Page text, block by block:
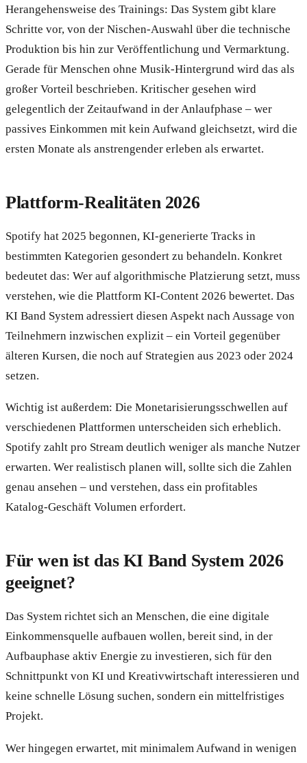
Herangehensweise des Trainings: Das System gibt klare
Schritte vor, von der Nischen-Auswahl über die technische
Produktion bis hin zur Veröffentlichung und Vermarktung.
Gerade für Menschen ohne Musik-Hintergrund wird das als
großer Vorteil beschrieben. Kritischer gesehen wird
gelegentlich der Zeitaufwand in der Anlaufphase – wer
passives Einkommen mit kein Aufwand gleichsetzt, wird die
ersten Monate als anstrengender erleben als erwartet.
Plattform-Realitäten 2026
Spotify hat 2025 begonnen, KI-generierte Tracks in
bestimmten Kategorien gesondert zu behandeln. Konkret
bedeutet das: Wer auf algorithmische Platzierung setzt, muss
verstehen, wie die Plattform KI-Content 2026 bewertet. Das
KI Band System adressiert diesen Aspekt nach Aussage von
Teilnehmern inzwischen explizit – ein Vorteil gegenüber
älteren Kursen, die noch auf Strategien aus 2023 oder 2024
setzen.
Wichtig ist außerdem: Die Monetarisierungsschwellen auf
verschiedenen Plattformen unterscheiden sich erheblich.
Spotify zahlt pro Stream deutlich weniger als manche Nutzer
erwarten. Wer realistisch planen will, sollte sich die Zahlen
genau ansehen – und verstehen, dass ein profitables
Katalog-Geschäft Volumen erfordert.
Für wen ist das KI Band System 2026
geeignet?
Das System richtet sich an Menschen, die eine digitale
Einkommensquelle aufbauen wollen, bereit sind, in der
Aufbauphase aktiv Energie zu investieren, sich für den
Schnittpunkt von KI und Kreativwirtschaft interessieren und
keine schnelle Lösung suchen, sondern ein mittelfristiges
Projekt.
Wer hingegen erwartet, mit minimalem Aufwand in wenigen